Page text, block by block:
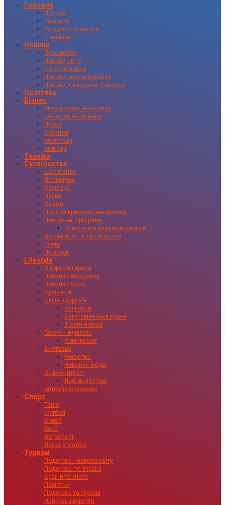
Головна
Про нас
Реклама
Угода користувача
Контакти
Новини
Прес-релізи
Новини світу
Каталог новин
Новини оподаткування
Новини, Скандали, Сенсації
Політика
Бізнес
Міжнародна економіка
Бізнес та економіка
Право
Фінанси
Інвестиції
Іновації
Техніка
Суспільство
Шоу-бізнес
Література
Культура
Наука
Освіта
Події та кримінальна хроніка
Навчальні програми
Психологія взаємовідносин
Автомобіль та суспільство
Театр
Пригоди
Lifestyle
Здоровʼя і краса
Новинки авторинку
Новинки моди
Кулінарія
Ваше здоровʼя
Кулінарія
Вегетаріанська кухня
У світі напоїв
Газети і журнали
Компромат
Виставка
Живопис
Новинки моди
Знаменитості
Любовні історії
Інтервʼю із зірками
Спорт
Теніс
Футбол
Хокей
Бокс
Автоспорт
Легка атлетіка
Туризм
Подорожі навколо світу
Подорожі по Україні
Країни та міста
Пам’ятки
Подорожі та туризм
Найкращі курорти